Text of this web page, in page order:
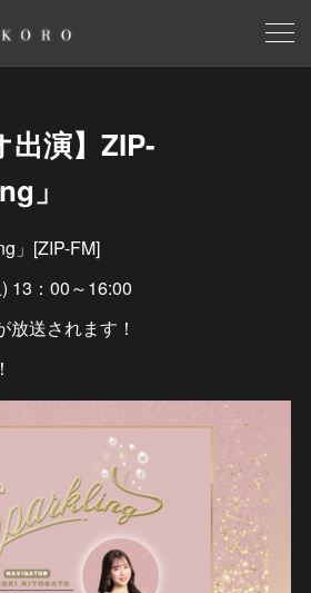
出演】ZIP-
」
」[ZIP-FM]
13：00～16:00
送されます！